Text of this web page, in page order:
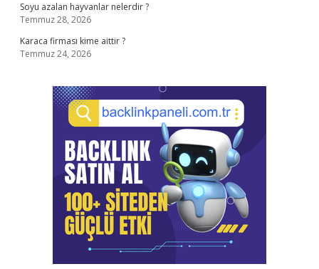
Soyu azalan hayvanlar nelerdir ?
Temmuz 28, 2026
Karaca firması kime aittir ?
Temmuz 24, 2026